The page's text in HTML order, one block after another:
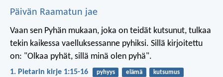
Päivän Raamatun jae
Vaan sen Pyhän mukaan, joka on teidät kutsunut, tulkaa
tekin kaikessa vaelluksessanne pyhiksi. Sillä kirjoitettu
on: "Olkaa pyhät, sillä minä olen pyhä".
1. Pietarin kirje 1:15-16 pyhyys elämä kutsumus